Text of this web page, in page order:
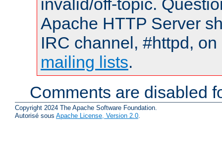
invalid/off-topic.
Apache HTTP Server
IRC channel, #httpd,
mailing lists.
Comments are disabled
Copyright 2024 The Apache Software Foundation.
Autorisé sous Apache License, Version 2.0